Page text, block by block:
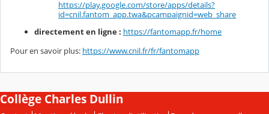
https://play.google.com/store/apps/details?
id=cnil.fantom_app.twa&pcampaignid=web_share
directement en ligne : https://fantomapp.fr/home
Pour en savoir plus: https://www.cnil.fr/fr/fantomapp
Collège Charles Dullin